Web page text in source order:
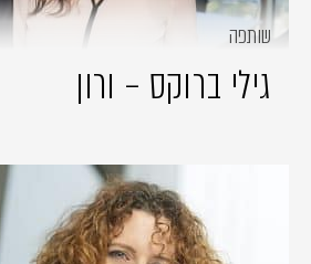
שותפה
גילי ברוקס – ורון